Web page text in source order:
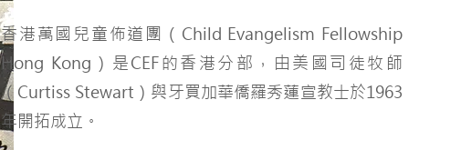
香港萬國兒童佈道團（Child Evangelism Fellowship
Hong Kong）是CEF的香港分部，由美國司徒牧師
（Curtiss Stewart）與牙買加華僑羅秀蓮宣教士於1963
年開拓成立。